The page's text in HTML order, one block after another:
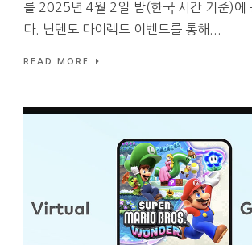
를 2025년 4월 2일 밤(한국 시간 기준)에
다. 닌텐도 다이렉트 이벤트를 통해...
READ MORE